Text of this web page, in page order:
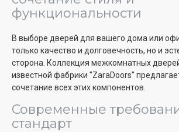
функциональности
В выборе дверей для вашего дома или
только качество и долговечность, но и
сторона. Коллекция межкомнатных
известной фабрики "ZaraDoors"
сочетание всех этих компонентов.
Современные
стандарт